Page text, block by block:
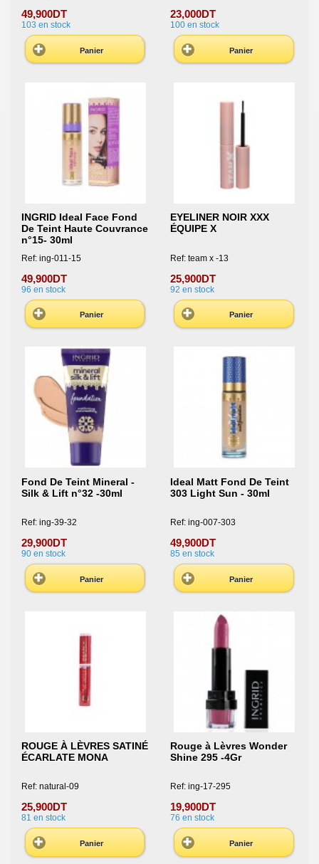
49,900DT
103 en stock
Panier
23,000DT
100 en stock
Panier
INGRID Ideal Face Fond
De Teint Haute Couvrance
n°15- 30ml
Ref: ing-011-15
49,900DT
96 en stock
Panier
EYELINER NOIR XXX
ÉQUIPE X
Ref: team x -13
25,900DT
92 en stock
Panier
Fond De Teint Mineral -
Silk & Lift n°32 -30ml
Ref: ing-39-32
29,900DT
90 en stock
Panier
Ideal Matt Fond De Teint
303 Light Sun - 30ml
Ref: ing-007-303
49,900DT
85 en stock
Panier
ROUGE À LÈVRES SATINÉ
ÉCARLATE MONA
Ref: natural-09
25,900DT
81 en stock
Panier
Rouge à Lèvres Wonder
Shine 295 -4Gr
Ref: ing-17-295
19,900DT
76 en stock
Panier